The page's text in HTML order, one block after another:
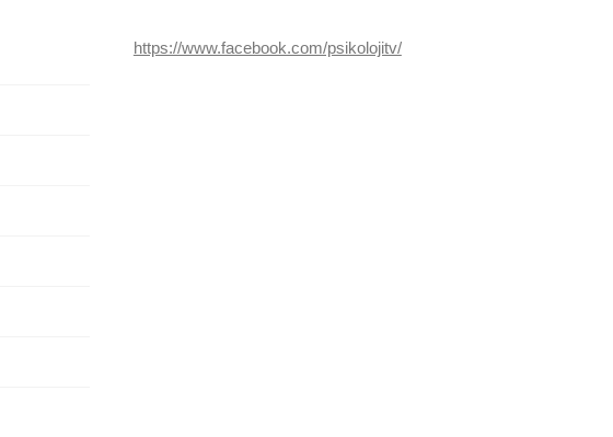
https://www.facebook.com/psikolojitv/